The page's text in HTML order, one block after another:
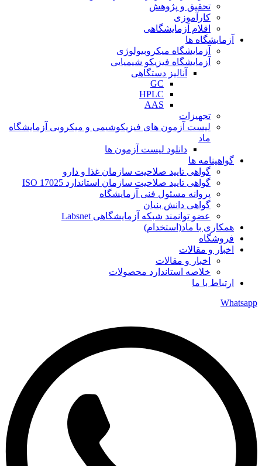
تحقیق و پژوهش
کارآموزی
اقلام آزمایشگاهی
آزمایشگاه ها
آزمایشگاه میکروبیولوژی
آزمایشگاه فیزیکو شیمیایی
آنالیز دستگاهی
GC
HPLC
AAS
تجهیزات
لیست آزمون های فیزیکوشیمی و میکروبی آزمایشگاه
ماد
دانلود لیست آزمون ها
گواهینامه ها
گواهی تایید صلاحیت سازمان غذا و دارو
گواهی تایید صلاحیت سازمان استاندارد ISO 17025
پروانه مسئول فنی آزمایشگاه
گواهی دانش بنیان
عضو توانمند شبکه آزمایشگاهی Labsnet
همکاری با ماد(استخدام)
فروشگاه
اخبار و مقالات
اخبار و مقالات
خلاصه استاندارد محصولات
ارتباط با ما
Whatsapp